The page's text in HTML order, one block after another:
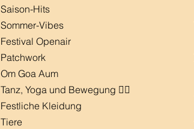
Saison-Hits
​Sommer-Vibes
Festival Openair
Patchwork
Om Goa Aum
Tanz, Yoga und Bewegung 🧘‍♀️
Festliche Kleidung
Tiere